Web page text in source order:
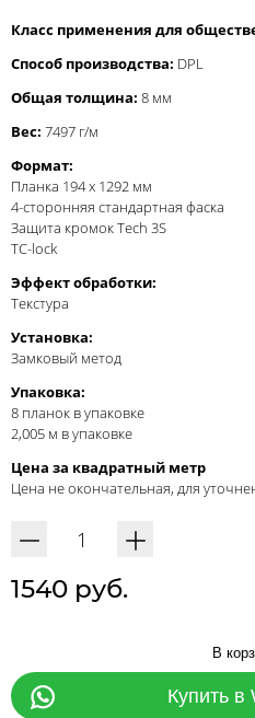
Класс применения для
Способ производства: DPL
Общая толщина: 8 мм
Вес: 7497 г/м
Формат:
Планка 194 x 1292 мм
4-сторонняя стандартная фаска
Защита кромок Tech 3S
TC-lock
Эффект обработки:
Текстура
Установка:
Замковый метод
Упаковка:
8 планок в упаковке
2,005 м в упаковке
Цена за квадратный метр
Цена не окончательная, для
1540 руб.
В
Купить в